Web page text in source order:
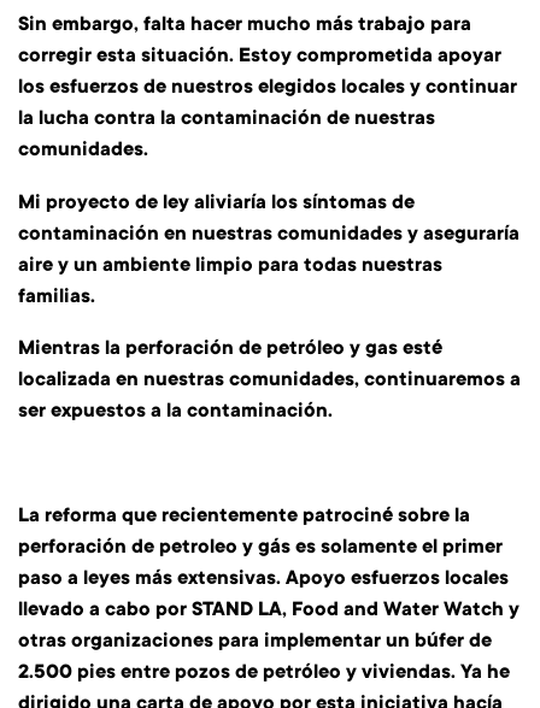
Sin embargo, falta hacer mucho más trabajo para
corregir esta situación. Estoy comprometida apoyar
los esfuerzos de nuestros elegidos locales y continuar
la lucha contra la contaminación de nuestras
comunidades.
Mi proyecto de ley aliviaría los síntomas de
contaminación en nuestras comunidades y aseguraría
aire y un ambiente limpio para todas nuestras
familias.
Mientras la perforación de petróleo y gas esté
localizada en nuestras comunidades, continuaremos a
ser expuestos a la contaminación.
La reforma que recientemente patrociné sobre la
perforación de petroleo y gás es solamente el primer
paso a leyes más extensivas. Apoyo esfuerzos locales
llevado a cabo por STAND LA, Food and Water Watch y
otras organizaciones para implementar un búfer de
2.500 pies entre pozos de petróleo y viviendas. Ya he